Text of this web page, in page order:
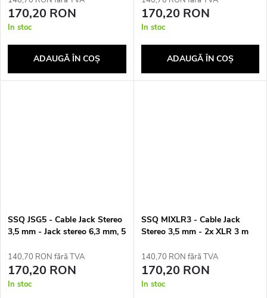
170,20 RON
In stoc
ADAUGĂ ÎN COŞ
170,20 RON
In stoc
ADAUGĂ ÎN COŞ
SSQ JSG5 - Cable Jack Stereo
3,5 mm - Jack stereo 6,3 mm, 5
140,70 RON fără TVA
170,20 RON
In stoc
SSQ MIXLR3 - Cable Jack
Stereo 3,5 mm - 2x XLR 3 m
140,70 RON fără TVA
170,20 RON
In stoc